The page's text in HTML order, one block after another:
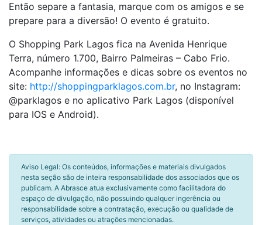
Então separe a fantasia, marque com os amigos e se
prepare para a diversão! O evento é gratuito.
O Shopping Park Lagos fica na Avenida Henrique
Terra, número 1.700, Bairro Palmeiras – Cabo Frio.
Acompanhe informações e dicas sobre os eventos no
site: http://shoppingparklagos.com.br, no Instagram:
@parklagos e no aplicativo Park Lagos (disponível
para IOS e Android).
Aviso Legal: Os conteúdos, informações e materiais divulgados
nesta seção são de inteira responsabilidade dos associados que os
publicam. A Abrasce atua exclusivamente como facilitadora do
espaço de divulgação, não possuindo qualquer ingerência ou
responsabilidade sobre a contratação, execução ou qualidade de
serviços, atividades ou atrações mencionadas.